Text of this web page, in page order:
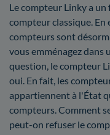
Le compteur Linky a
compteur classique. En
compteurs sont
vous emménagez dans
question, le compteur
oui. En fait, les
appartiennent à l'État
compteurs. Comment
peut-on refuser le